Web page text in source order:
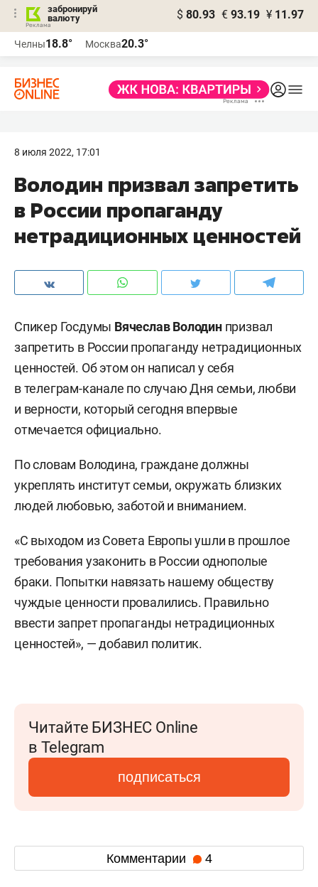
забронируй
валюту
$ 80.93 € 93.19 ¥ 11.97
Челны18.8° Москва20.3°
8 июля 2022, 17:01
Володин призвал запретить
в России пропаганду
нетрадиционных ценностей
Спикер Госдумы ВячеславВолодин призвал
запретить в России пропаганду нетрадиционных
ценностей. Об этом он написал у себя
в телеграм-канале по случаю Дня семьи, любви
и верности, который сегодня впервые
отмечается официально.
По словам Володина, граждане должны
укреплять институт семьи, окружать близких
людей любовью, заботой и вниманием.
«С выходом из Совета Европы ушли в прошлое
требования узаконить в России однополые
браки. Попытки навязать нашему обществу
чуждые ценности провалились. Правильно
ввести запрет пропаганды нетрадиционных
ценностей», — добавил политик.
Читайте БИЗНЕС Online
в Telegram
подписаться
Комментарии 4